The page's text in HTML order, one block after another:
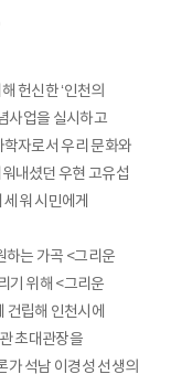
헌신한 ‘인천의
사업을 실시하고
자로서 우리 문화와
내셨던 우현 고유섭
워 시민에게
하는 가곡 <그리운
기 위해 <그리운
립해 인천시에
초대관장을
석남 이경성 선생의